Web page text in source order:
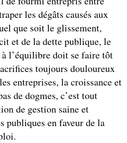
les dégâts causés aux
que soit le glissement,
et de la dette publique, le
l’équilibre doit se faire tôt
toujours douloureux
entreprises, la croissance et
de dogmes, c’est tout
de gestion saine et
publiques en faveur de la